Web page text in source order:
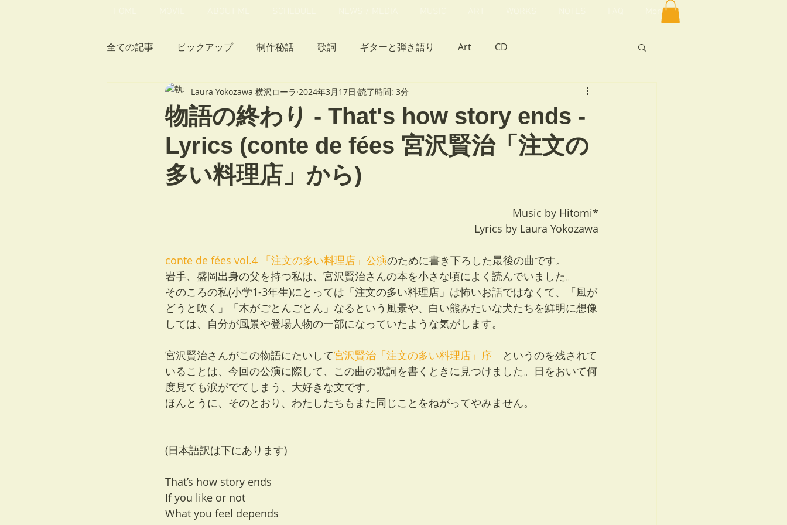
More
全ての記事 ピックアップ 制作秘話 歌詞 ギターと弾き語り Art CD
1st ミニアルバム「シロツメクサとカエル」 2nd ミニアルバム「ひねくれ猫のたわごと」 未収録曲歌詞
オノマトペル ツベラコベラ物語 ライブ シブヤクリスマスキャロル 並行世界切符 よもやま
MEMBERS向け 赤鼻祭
物語の終わり - That's how story ends -
Lyrics (conte de fées 宮沢賢治「注文の
多い料理店」から)
Laura Yokozawa 横沢ローラ 2024年3月17日 読了時間: 3分
Music by Hitomi*
Lyrics by Laura Yokozawa
conte de fées vol.4 「注文の多い料理店」公演のために書き下ろした最後の曲です。
岩手、盛岡出身の父を持つ私は、宮沢賢治さんの本を小さな頃によく読んでいました。
そのころの私(小学1-3年生)にとっては「注文の多い料理店」は怖いお話ではなくて、「風が
どうと吹く」「木がごとんごとん」なるという風景や、白い熊みたいな犬たちを鮮明に想像
しては、自分が風景や登場人物の一部になっていたような気がします。
宮沢賢治さんがこの物語にたいして宮沢賢治「注文の多い料理店」序 というのを残されて
いることは、今回の公演に際して、この曲の歌詞を書くときに見つけました。日をおいて何
度見ても涙がでてしまう、大好きな文です。
ほんとうに、そのとおり、わたしたちもまた同じことをねがってやみません。
(日本語訳は下にあります)
That’s how story ends
If you like or not
What you feel depends